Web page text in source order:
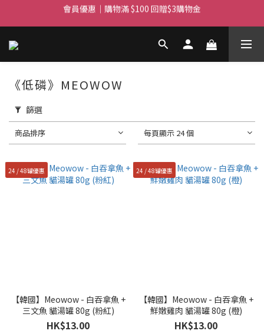
滿$450免費送貨上門 I 滿$350免運 順豐自取
會員優惠｜購物滿 $100 回贈$3購物金
《低磷》MEOWOW
篩選
商品排序 每頁顯示 24 個
24 / 48罐優惠
【韓國】Meowow - 白吞拿魚 +
三文魚 貓湯罐 80g (粉紅)
HK$13.00
24 / 48罐優惠
【韓國】Meowow - 白吞拿魚 +
鮮嫩雞肉 貓湯罐 80g (橙)
HK$13.00